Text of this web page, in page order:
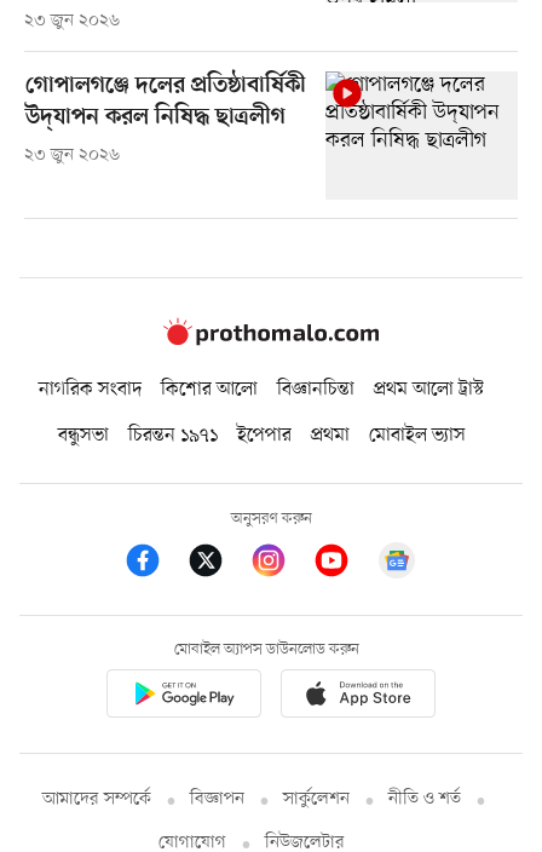
২৩ জুন ২০২৬
গোপালগঞ্জে দলের প্রতিষ্ঠাবার্ষিকী
উদ্‌যাপন করল নিষিদ্ধ ছাত্রলীগ
২৩ জুন ২০২৬
নাগরিক সংবাদ কিশোর আলো বিজ্ঞানচিন্তা
প্রথম আলো ট্রাস্ট
বন্ধুসভা
চিরন্তন ১৯৭১ ইপেপার প্রথমা মোবাইল ভ্যাস
অনুসরণ করুন
মোবাইল অ্যাপস ডাউনলোড করুন
আমাদের সম্পর্কে বিজ্ঞাপন সার্কুলেশন
নীতি ও শর্ত
যোগাযোগ
নিউজলেটার